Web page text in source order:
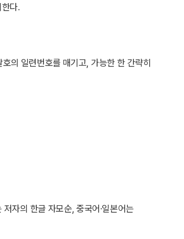
다.
의 일련번호를 매기고, 가능한 한 간략히
자의 한글 자모순, 중국어·일본어는